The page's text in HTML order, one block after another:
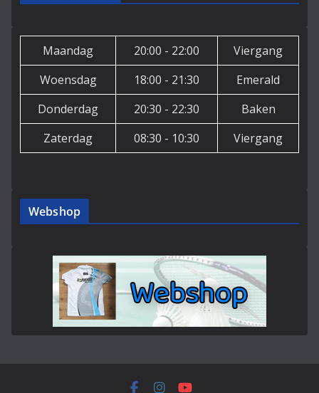
Maandag 20:00 - 22:00
Viergang
Woensdag
18:00 - 21:30
Emerald
Donderdag
20:30 - 22:30
Baken
Zaterdag
08:30 - 10:30 Viergang
Webshop